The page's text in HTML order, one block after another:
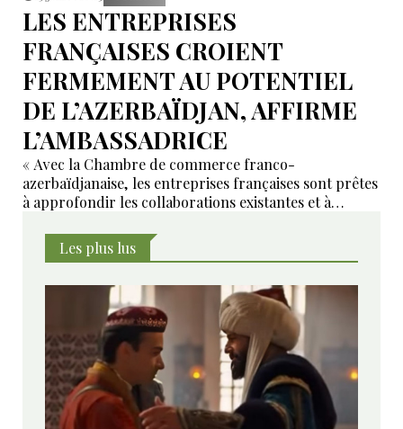
LES ENTREPRISES
FRANÇAISES CROIENT
FERMEMENT AU POTENTIEL
DE L’AZERBAÏDJAN, AFFIRME
L’AMBASSADRICE
« Avec la Chambre de commerce franco-
azerbaïdjanaise, les entreprises françaises sont prêtes
à approfondir les collaborations existantes et à
Les plus lus